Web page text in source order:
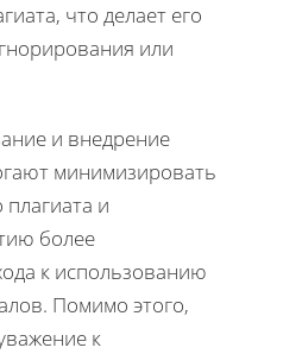
что делает его
или
и внедрение
минимизировать
и
более
к использованию
Помимо этого,
к